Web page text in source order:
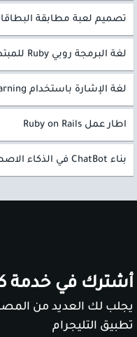
تصميم لعبة مطابقة
لغة البرمجة روبي Ruby للمبتدئين
لغة الإشارة باستخدام deep learning
اطار عمل Ruby on Rails
بناء ChatBot في الذكاء الاصطناعي
أشترك في خدمة
يجلب لك العديد من
تطبيق التليجرام